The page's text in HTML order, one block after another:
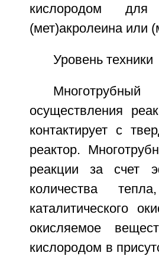
кислородом для
(мет)акролеина или
Уровень техники
осуществления
контактирует с
реактор.
реакции за счет
количества
каталитического
окисляемое
кислородом в